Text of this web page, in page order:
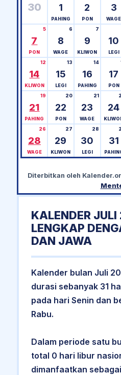
30 1
PAHING
2
PON
3
WAGE
7
5
PON
8
6
WAGE
9
7
KLIWON
10
LEGI
14
12
KLIWON
15
13
LEGI
16
14
PAHING
17
PON
21
19
PAHING
22
20
PON
23
21
WAGE
24
28
26
WAGE
29
27
KLIWON
30
28
LEGI
31
Diterbitkan oleh
KALENDER JULI
LENGKAP
DAN JAWA
Kalender bulan Juli
durasi sebanyak 31
pada hari Senin dan
Rabu.
Dalam periode satu
total 0 hari libur
dimanfaatkan